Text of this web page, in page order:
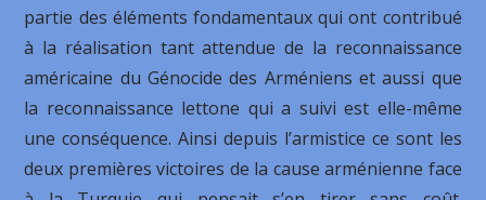
partie des éléments fondamentaux qui ont contribué
à la réalisation tant attendue de la reconnaissance
américaine du Génocide des Arméniens et aussi que
la reconnaissance lettone qui a suivi est elle-même
une conséquence. Ainsi depuis l’armistice ce sont les
deux premières victoires de la cause arménienne face